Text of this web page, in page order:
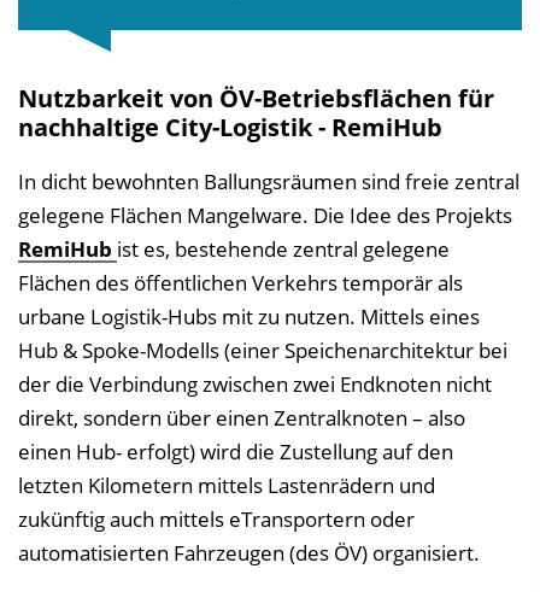
Nutzbarkeit von ÖV-Betriebsflächen für
nachhaltige City-Logistik - RemiHub
In dicht bewohnten Ballungsräumen sind freie zentral
gelegene Flächen Mangelware. Die Idee des Projekts
RemiHub ist es, bestehende zentral gelegene
Flächen des öffentlichen Verkehrs temporär als
urbane Logistik-Hubs mit zu nutzen. Mittels eines
Hub & Spoke-Modells (einer Speichenarchitektur bei
der die Verbindung zwischen zwei Endknoten nicht
direkt, sondern über einen Zentralknoten – also
einen Hub- erfolgt) wird die Zustellung auf den
letzten Kilometern mittels Lastenrädern und
zukünftig auch mittels eTransportern oder
automatisierten Fahrzeugen (des ÖV) organisiert.